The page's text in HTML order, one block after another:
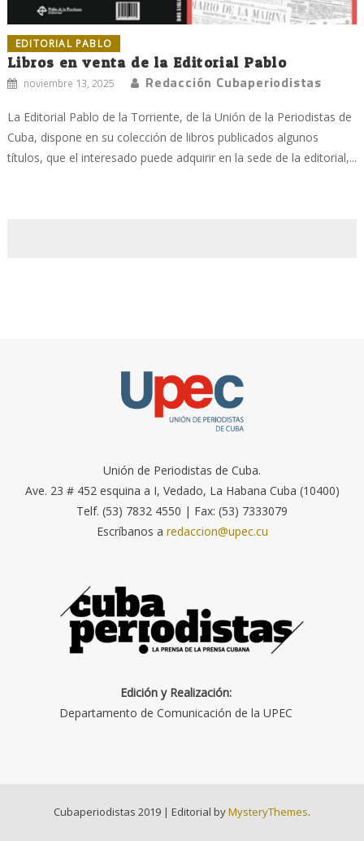
EDITORIAL PABLO
Libros en venta de la Editorial Pablo
noviembre 13, 2025 Redacción Cubaperiodistas
La Editorial Pablo de la Torriente, de la Unión de la Periodistas de
Cuba, dispone en su colección de libros publicados algunos
títulos, que el interesado puede adquirir en la sede de la editorial,...
Unión de Periodistas de Cuba.
Ave. 23 # 452 esquina a I, Vedado, La Habana Cuba (10400)
Telf. (53) 7832 4550 | Fax: (53) 7333079
Escríbanos a redaccion@upec.cu
Edición y Realización:
Departamento de Comunicación de la UPEC
Cubaperiodistas 2019 | Editorial byMysteryThemes.